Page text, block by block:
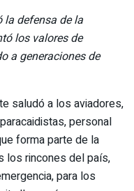
la defensa de la
los valores de
a generaciones de
saludó a los aviadores,
personal
forma parte de la
los rincones del país,
para los